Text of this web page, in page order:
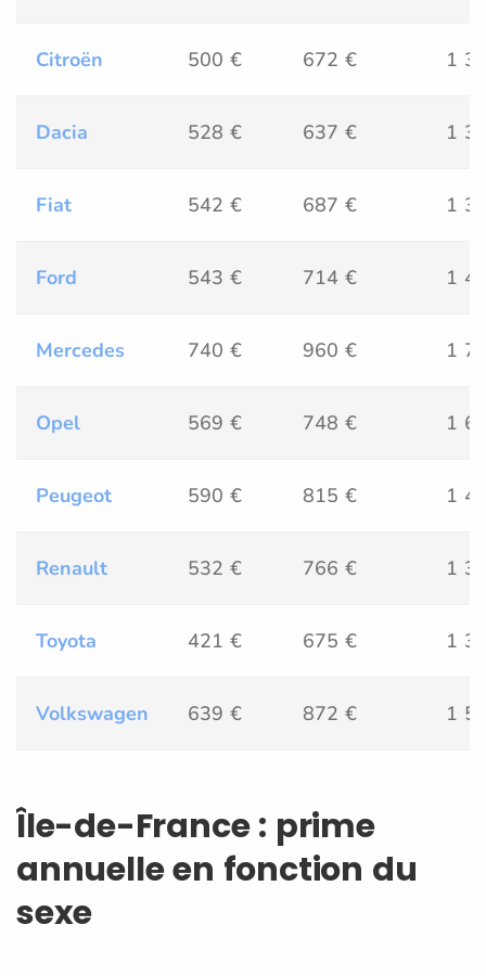
Citroën 500 € 672 € 1
Dacia 528 € 637 € 1
Fiat 542 € 687 € 1
Ford 543 € 714 € 1
Mercedes 740 € 960 € 1
Opel 569 € 748 € 1
Peugeot 590 € 815 € 1
Renault 532 € 766 € 1
Toyota 421 € 675 € 1
Volkswagen 639 € 872 € 1
Île-de-France : prime
annuelle en fonction du
sexe